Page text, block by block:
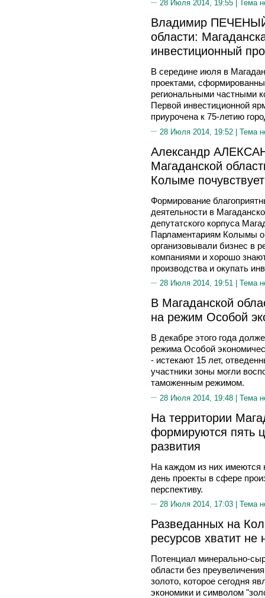
28 Июля 2014, 19:55 | Тема
Владимир
области:
инвестиционный
В середине июля в
проектами,
региональными частными
Первой инвестиционной
приурочена к 75-летию
28 Июля 2014, 19:52 | Тема
Александр
Магаданской
Колыме
Формирование
деятельности в
депутатского корпуса
Парламентариям Колымы
организовывали бизнес в
компаниями и хорошо
производства и окупать
28 Июля 2014, 19:51 | Тема
В Магаданской
на режим Особой
В декабре этого года
режима Особой
- истекают 15 лет,
участники зоны могли
таможенным режимом.
28 Июля 2014, 19:48 | Тема
На территории
формируются пять
развития
На каждом из них имеются
день проекты в сфере
перспективу.
28 Июля 2014, 17:03 | Тема
Разведанных на
ресурсов хватит не
Потенциал минерально-
области без
золото, которое сегодня
экономики и символом